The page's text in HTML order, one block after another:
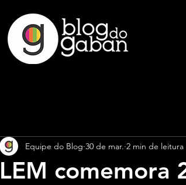
LEM comemora
Equipe do Blog 30 de mar. 2 min de leitura